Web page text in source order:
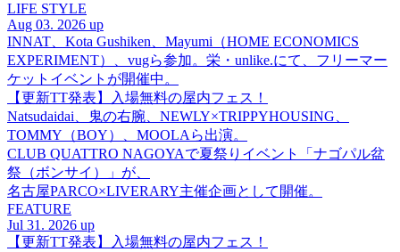
LIFE STYLE
Aug 03. 2026 up
INNAT、Kota Gushiken、Mayumi（HOME ECONOMICS
EXPERIMENT）、vugら参加。栄・unlike.にて、フリーマー
ケットイベントが開催中。
【更新TT発表】入場無料の屋内フェス！
Natsudaidai、鬼の右腕、NEWLY×TRIPPYHOUSING、
TOMMY（BOY）、MOOLAら出演。
CLUB QUATTRO NAGOYAで夏祭りイベント「ナゴパル盆
祭（ボンサイ）」が、
名古屋PARCO×LIVERARY主催企画として開催。
FEATURE
Jul 31. 2026 up
【更新TT発表】入場無料の屋内フェス！